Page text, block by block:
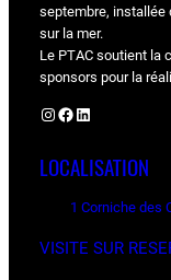
septembre, installée
sur la mer.
Le PTAC soutient la
sponsors pour la
Instagram Facebook LinkedIn
LOCALISATION
1 Corniche des
VISITE SUR